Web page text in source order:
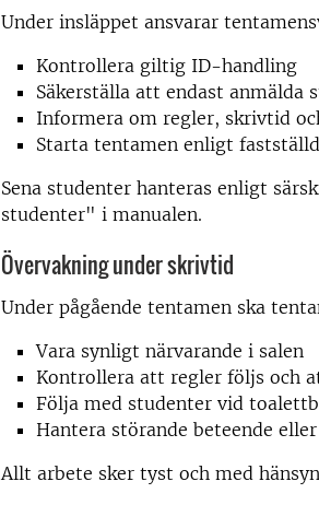
Under insläppet ansvarar
Kontrollera giltig ID-handling
Säkerställa att endast anmälda
Informera om regler, skrivtid
Starta tentamen enligt
Sena studenter hanteras enligt
studenter" i manualen.
Övervakning under skrivtid
Under pågående tentamen ska
Vara synligt närvarande i salen
Kontrollera att regler följs och
Följa med studenter vid
Hantera störande beteende
Allt arbete sker tyst och med